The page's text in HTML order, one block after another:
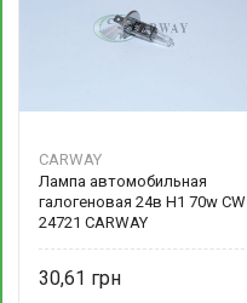
CARWAY
Лампа автомобильная
галогеновая 24в Н1 70w CW
24721 CARWAY
30,61